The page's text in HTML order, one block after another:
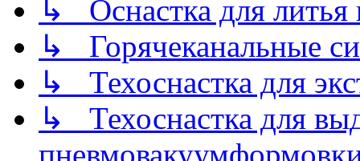
↳ Оснастка для литья
↳ Горячеканальные
↳ Техоснастка для
↳ Техоснастка для